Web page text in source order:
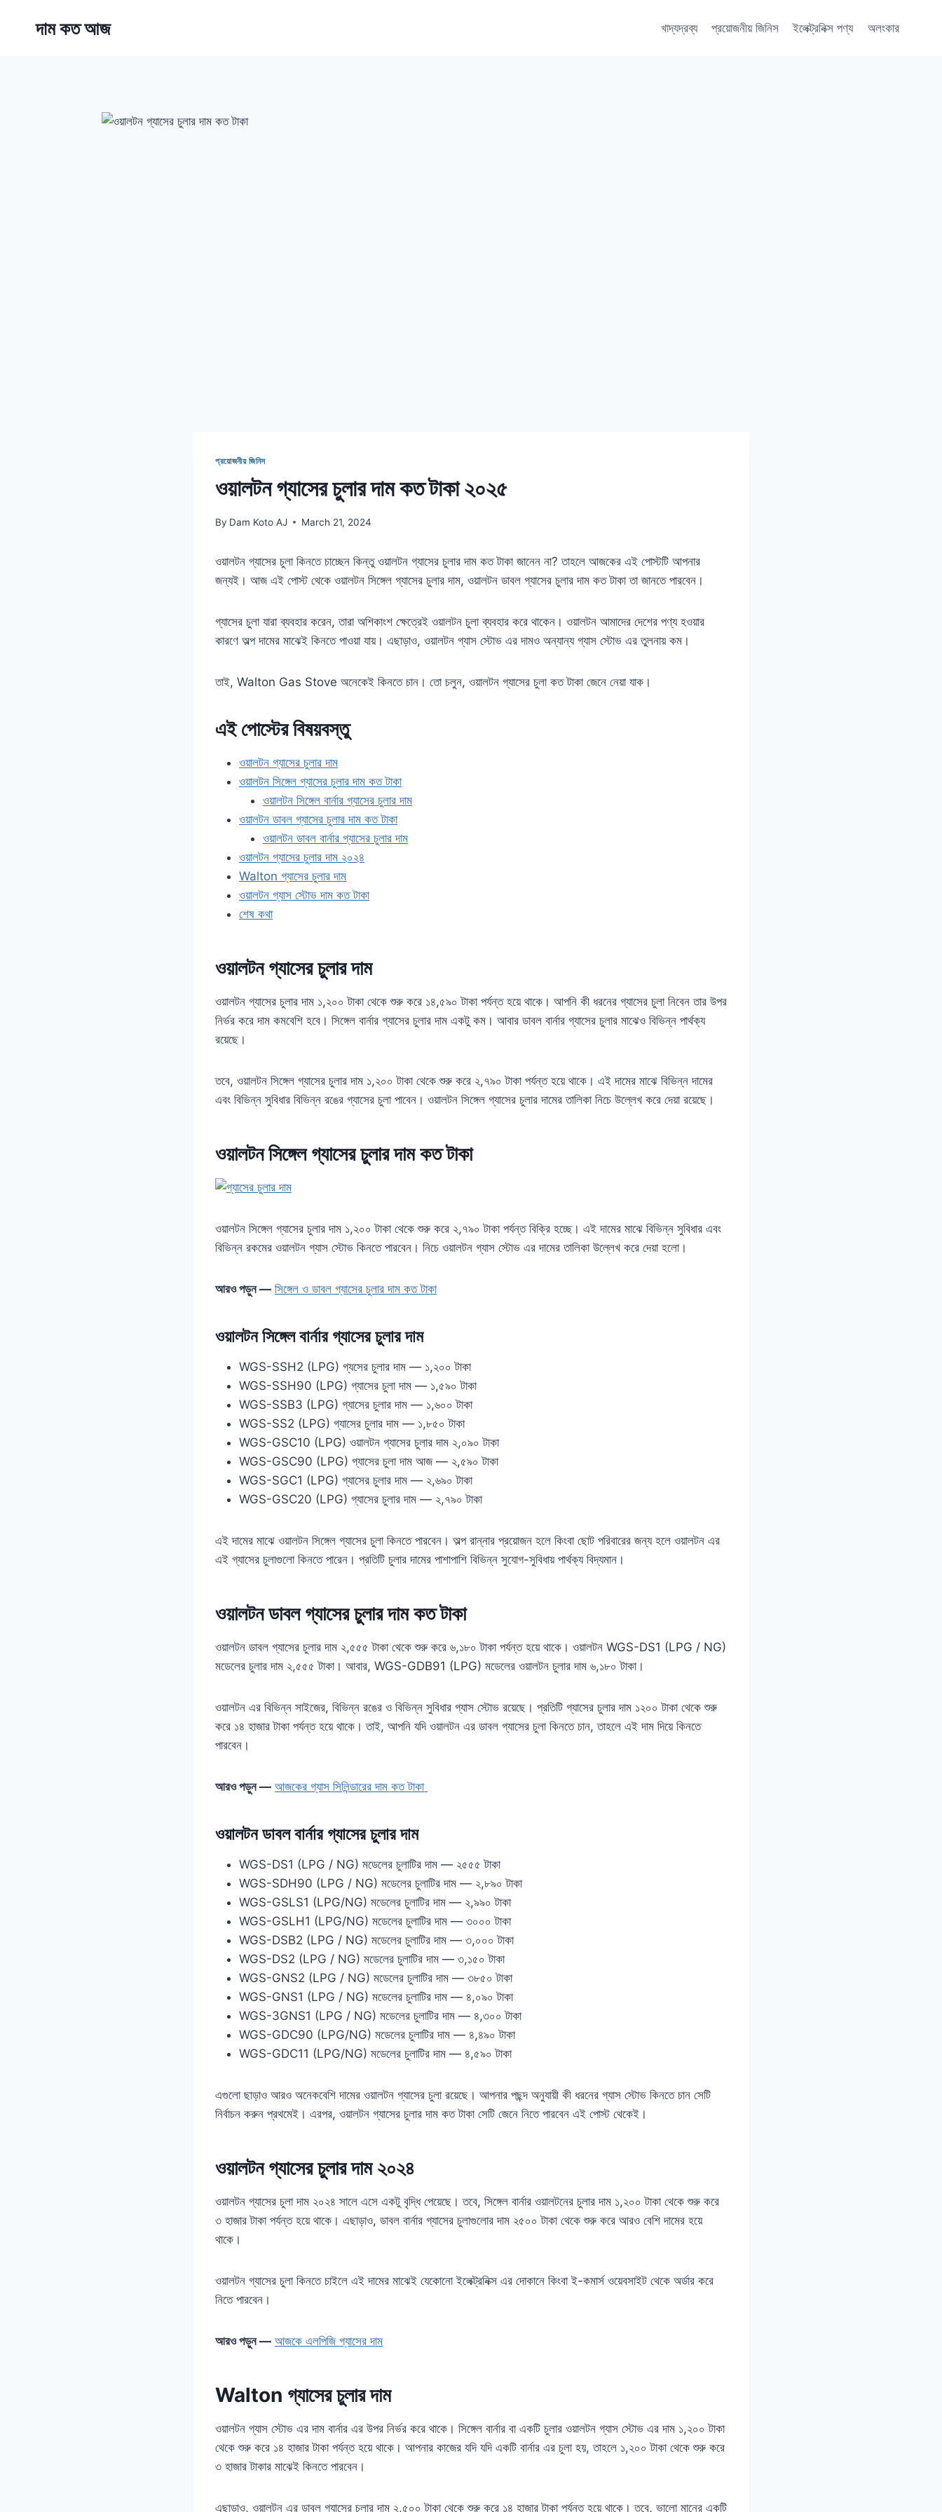
দাম কত আজ খাদ্যদ্রব্য প্রয়োজনীয় জিনিস ইলেক্ট্রনিক্স পণ্য অলংকার
প্রয়োজনীয় জিনিস
ওয়ালটন গ্যাসের চুলার দাম কত টাকা ২০২৫
By Dam Koto AJ March 21, 2024
ওয়ালটন গ্যাসের চুলা কিনতে চাচ্ছেন কিন্তু ওয়ালটন গ্যাসের চুলার দাম কত টাকা জানেন না? তাহলে আজকের এই পোস্টটি আপনার
জন্যই। আজ এই পোস্ট থেকে ওয়ালটন সিঙ্গেল গ্যাসের চুলার দাম, ওয়ালটন ডাবল গ্যাসের চুলার দাম কত টাকা তা জানতে পারবেন।
গ্যাসের চুলা যারা ব্যবহার করেন, তারা অশিকাংশ ক্ষেত্রেই ওয়ালটন চুলা ব্যবহার করে থাকেন। ওয়ালটন আমাদের দেশের পণ্য হওয়ার
কারণে অল্প দামের মাঝেই কিনতে পাওয়া যায়। এছাড়াও, ওয়ালটন গ্যাস স্টোভ এর দামও অন্যান্য গ্যাস স্টোভ এর তুলনায় কম।
তাই, Walton Gas Stove অনেকেই কিনতে চান। তো চলুন, ওয়ালটন গ্যাসের চুলা কত টাকা জেনে নেয়া যাক।
এই পোস্টের বিষয়বস্তু
ওয়ালটন গ্যাসের চুলার দাম
ওয়ালটন সিঙ্গেল গ্যাসের চুলার দাম কত টাকা
ওয়ালটন সিঙ্গেল বার্নার গ্যাসের চুলার দাম
ওয়ালটন ডাবল গ্যাসের চুলার দাম কত টাকা
ওয়ালটন ডাবল বার্নার গ্যাসের চুলার দাম
ওয়ালটন গ্যাসের চুলার দাম ২০২৪
Walton গ্যাসের চুলার দাম
ওয়ালটন গ্যাস স্টোভ দাম কত টাকা
শেষ কথা
ওয়ালটন গ্যাসের চুলার দাম
ওয়ালটন গ্যাসের চুলার দাম ১,২০০ টাকা থেকে শুরু করে ১৪,৫৯০ টাকা পর্যন্ত হয়ে থাকে। আপনি কী ধরনের গ্যাসের চুলা নিবেন তার উপর
নির্ভর করে দাম কমবেশি হবে। সিঙ্গেল বার্নার গ্যাসের চুলার দাম একটু কম। আবার ডাবল বার্নার গ্যাসের চুলার মাঝেও বিভিন্ন পার্থক্য
রয়েছে।
তবে, ওয়ালটন সিঙ্গেল গ্যাসের চুলার দাম ১,২০০ টাকা থেকে শুরু করে ২,৭৯০ টাকা পর্যন্ত হয়ে থাকে। এই দামের মাঝে বিভিন্ন দামের
এবং বিভিন্ন সুবিধার বিভিন্ন রঙের গ্যাসের চুলা পাবেন। ওয়ালটন সিঙ্গেল গ্যাসের চুলার দামের তালিকা নিচে উল্লেখ করে দেয়া রয়েছে।
ওয়ালটন সিঙ্গেল গ্যাসের চুলার দাম কত টাকা
ওয়ালটন সিঙ্গেল গ্যাসের চুলার দাম ১,২০০ টাকা থেকে শুরু করে ২,৭৯০ টাকা পর্যন্ত বিক্রি হচ্ছে। এই দামের মাঝে বিভিন্ন সুবিধার এবং
বিভিন্ন রকমের ওয়ালটন গ্যাস স্টোভ কিনতে পারবেন। নিচে ওয়ালটন গ্যাস স্টোভ এর দামের তালিকা উল্লেখ করে দেয়া হলো।
আরও পড়ুন — সিঙ্গেল ও ডাবল গ্যাসের চুলার দাম কত টাকা
ওয়ালটন সিঙ্গেল বার্নার গ্যাসের চুলার দাম
WGS-SSH2 (LPG) গ্যসের চুলার দাম — ১,২০০ টাকা
WGS-SSH90 (LPG) গ্যাসের চুলা দাম — ১,৫৯০ টাকা
WGS-SSB3 (LPG) গ্যাসের চুলার দাম — ১,৬০০ টাকা
WGS-SS2 (LPG) গ্যাসের চুলার দাম — ১,৮৫০ টাকা
WGS-GSC10 (LPG) ওয়ালটন গ্যাসের চুলার দাম ২,০৯০ টাকা
WGS-GSC90 (LPG) গ্যাসের চুলা দাম আজ — ২,৫৯০ টাকা
WGS-SGC1 (LPG) গ্যাসের চুলার দাম — ২,৬৯০ টাকা
WGS-GSC20 (LPG) গ্যাসের চুলার দাম — ২,৭৯০ টাকা
এই দামের মাঝে ওয়ালটন সিঙ্গেল গ্যাসের চুলা কিনতে পারবেন। অল্প রান্নার প্রয়োজন হলে কিংবা ছোট পরিবারের জন্য হলে ওয়ালটন এর
এই গ্যাসের চুলাগুলো কিনতে পারেন। প্রতিটি চুলার দামের পাশাপাশি বিভিন্ন সুযোগ-সুবিধায় পার্থক্য বিদ্যমান।
ওয়ালটন ডাবল গ্যাসের চুলার দাম কত টাকা
ওয়ালটন ডাবল গ্যাসের চুলার দাম ২,৫৫৫ টাকা থেকে শুরু করে ৬,১৮০ টাকা পর্যন্ত হয়ে থাকে। ওয়ালটন WGS-DS1 (LPG / NG)
মডেলের চুলার দাম ২,৫৫৫ টাকা। আবার, WGS-GDB91 (LPG) মডেলের ওয়ালটন চুলার দাম ৬,১৮০ টাকা।
ওয়ালটন এর বিভিন্ন সাইজের, বিভিন্ন রঙের ও বিভিন্ন সুবিধার গ্যাস স্টোভ রয়েছে। প্রতিটি গ্যাসের চুলার দাম ১২০০ টাকা থেকে শুরু
করে ১৪ হাজার টাকা পর্যন্ত হয়ে থাকে। তাই, আপনি যদি ওয়ালটন এর ডাবল গ্যাসের চুলা কিনতে চান, তাহলে এই দাম দিয়ে কিনতে
পারবেন।
আরও পড়ুন — আজকের গ্যাস সিলিন্ডারের দাম কত টাকা
ওয়ালটন ডাবল বার্নার গ্যাসের চুলার দাম
WGS-DS1 (LPG / NG) মডেলের চুলাটির দাম — ২৫৫৫ টাকা
WGS-SDH90 (LPG / NG) মডেলের চুলাটির দাম — ২,৮৯০ টাকা
WGS-GSLS1 (LPG/NG) মডেলের চুলাটির দাম — ২,৯৯০ টাকা
WGS-GSLH1 (LPG/NG) মডেলের চুলাটির দাম — ৩০০০ টাকা
WGS-DSB2 (LPG / NG) মডেলের চুলাটির দাম — ৩,০০০ টাকা
WGS-DS2 (LPG / NG) মডেলের চুলাটির দাম — ৩,১৫০ টাকা
WGS-GNS2 (LPG / NG) মডেলের চুলাটির দাম — ৩৮৫০ টাকা
WGS-GNS1 (LPG / NG) মডেলের চুলাটির দাম — ৪,০৯০ টাকা
WGS-3GNS1 (LPG / NG) মডেলের চুলাটির দাম — ৪,৩০০ টাকা
WGS-GDC90 (LPG/NG) মডেলের চুলাটির দাম — ৪,৪৯০ টাকা
WGS-GDC11 (LPG/NG) মডেলের চুলাটির দাম — ৪,৫৯০ টাকা
এগুলো ছাড়াও আরও অনেকবেশি দামের ওয়ালটন গ্যাসের চুলা রয়েছে। আপনার পছন্দ অনুযায়ী কী ধরনের গ্যাস স্টোভ কিনতে চান সেটি
নির্বাচন করুন প্রথমেই। এরপর, ওয়ালটন গ্যাসের চুলার দাম কত টাকা সেটি জেনে নিতে পারবেন এই পোস্ট থেকেই।
ওয়ালটন গ্যাসের চুলার দাম ২০২৪
ওয়ালটন গ্যাসের চুলা দাম ২০২৪ সালে এসে একটু বৃদ্ধি পেয়েছে। তবে, সিঙ্গেল বার্নার ওয়ালটনের চুলার দাম ১,২০০ টাকা থেকে শুরু করে
৩ হাজার টাকা পর্যন্ত হয়ে থাকে। এছাড়াও, ডাবল বার্নার গ্যাসের চুলাগুলোর দাম ২৫০০ টাকা থেকে শুরু করে আরও বেশি দামের হয়ে
থাকে।
ওয়ালটন গ্যাসের চুলা কিনতে চাইলে এই দামের মাঝেই যেকোনো ইলেক্ট্রনিক্স এর দোকানে কিংবা ই-কমার্স ওয়েবসাইট থেকে অর্ডার করে
নিতে পারবেন।
আরও পড়ুন — আজকে এলপিজি গ্যাসের দাম
Walton গ্যাসের চুলার দাম
ওয়ালটন গ্যাস স্টোভ এর দাম বার্নার এর উপর নির্ভর করে থাকে। সিঙ্গেল বার্নার বা একটি চুলার ওয়ালটন গ্যাস স্টোভ এর দাম ১,২০০ টাকা
থেকে শুরু করে ১৪ হাজার টাকা পর্যন্ত হয়ে থাকে। আপনার কাজের যদি যদি একটি বার্নার এর চুলা হয়, তাহলে ১,২০০ টাকা থেকে শুরু করে
৩ হাজার টাকার মাঝেই কিনতে পারবেন।
এছাড়াও, ওয়ালটন এর ডাবল গ্যাসের চুলার দাম ২,৫০০ টাকা থেকে শুরু করে ১৪ হাজার টাকা পর্যন্ত হয়ে থাকে। তবে, ভালো মানের একটি